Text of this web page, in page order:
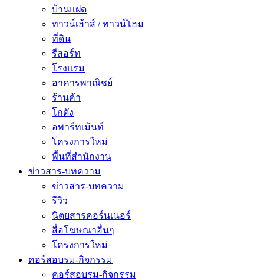
บ้านแฝด
ทาวน์เฮ้าส์ / ทาวน์โฮม
ที่ดิน
รีสอร์ท
โรงแรม
อาคารพาณิชย์
ร้านค้า
โกดัง
อพาร์ทเม้นท์
โครงการใหม่
พื้นที่สํานักงาน
ข่าวสาร-บทความ
ข่าวสาร-บทความ
รีวิว
นิตยสารคอร์นเนอร์
สื่อโฆษณาอื่นๆ
โครงการใหม่
คอร์สอบรม-กิจกรรม
คอร์สอบรม-กิจกรรม